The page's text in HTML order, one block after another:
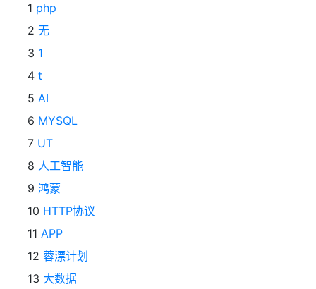
1 php
2 无
3 1
4 t
5 AI
6 MYSQL
7 UT
8 人工智能
9 鸿蒙
10 HTTP协议
11 APP
12 蓉漂计划
13 大数据